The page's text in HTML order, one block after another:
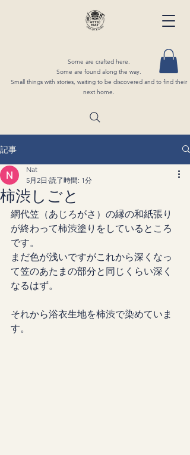
Some are crafted here.
Some are found along the way.
Small things with stories, waiting to be discovered and to find their
next home.
記事
柿渋しごと
Nat
5月2日 読了時間: 1分
網代笠（あじろがさ）の縁の和紙張り
が終わって柿渋塗りをしているところ
です。
まだ色が浅いですがこれから深くなっ
て笠のあたまの部分と同じくらい深く
なるはず。
それから浴衣生地を柿渋で染めていま
す。